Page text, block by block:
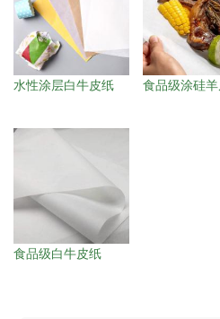
水性涂层白牛皮纸 食品级涂硅
食品级白牛皮纸